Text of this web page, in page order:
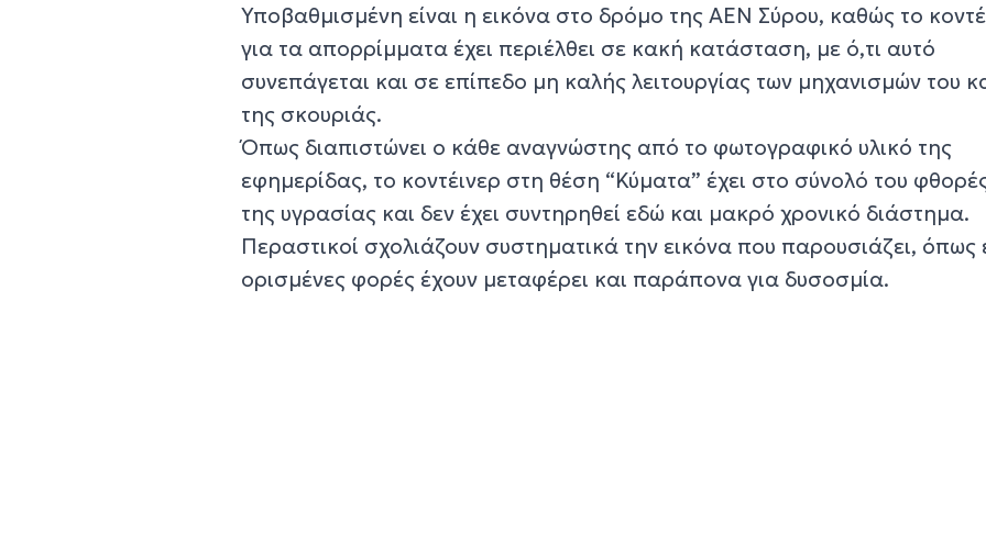
Υποβαθμισμένη είναι η εικόνα στο δρόμο της ΑΕΝ Σύρου, καθώς το
για τα απορρίμματα έχει περιέλθει σε κακή κατάσταση, με ό,τι αυτό
συνεπάγεται και σε επίπεδο μη καλής λειτουργίας των μηχανισμών του
της σκουριάς.
Όπως διαπιστώνει ο κάθε αναγνώστης από το φωτογραφικό υλικό της
εφημερίδας, το κοντέινερ στη θέση “Κύματα” έχει στο σύνολό του
της υγρασίας και δεν έχει συντηρηθεί εδώ και μακρό χρονικό διάστημα.
Περαστικοί σχολιάζουν συστηματικά την εικόνα που παρουσιάζει, όπως
ορισμένες φορές έχουν μεταφέρει και παράπονα για δυσοσμία.